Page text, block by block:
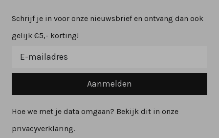
Schrijf je in voor onze nieuwsbrief en ontvang dan ook
gelijk €5,- korting!
Aanmelden
Hoe we met je data omgaan? Bekijk dit in onze
privacyverklaring.